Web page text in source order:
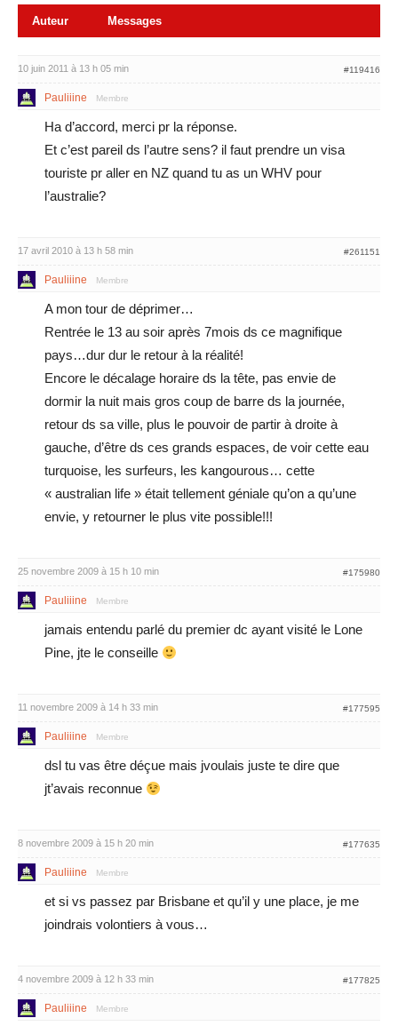
Auteur Messages
10 juin 2011 à 13 h 05 min #119416
Pauliiine Membre
Ha d’accord, merci pr la réponse.
Et c’est pareil ds l’autre sens? il faut prendre un visa
touriste pr aller en NZ quand tu as un WHV pour
l’australie?
17 avril 2010 à 13 h 58 min #261151
Pauliiine Membre
A mon tour de déprimer…
Rentrée le 13 au soir après 7mois ds ce magnifique
pays…dur dur le retour à la réalité!
Encore le décalage horaire ds la tête, pas envie de
dormir la nuit mais gros coup de barre ds la journée,
retour ds sa ville, plus le pouvoir de partir à droite à
gauche, d’être ds ces grands espaces, de voir cette eau
turquoise, les surfeurs, les kangourous… cette
« australian life » était tellement géniale qu’on a qu’une
envie, y retourner le plus vite possible!!!
25 novembre 2009 à 15 h 10 min #175980
Pauliiine Membre
jamais entendu parlé du premier dc ayant visité le Lone
Pine, jte le conseille
11 novembre 2009 à 14 h 33 min #177595
Pauliiine Membre
dsl tu vas être déçue mais jvoulais juste te dire que
jt’avais reconnue
8 novembre 2009 à 15 h 20 min #177635
Pauliiine Membre
et si vs passez par Brisbane et qu’il y une place, je me
joindrais volontiers à vous…
4 novembre 2009 à 12 h 33 min #177825
Pauliiine Membre